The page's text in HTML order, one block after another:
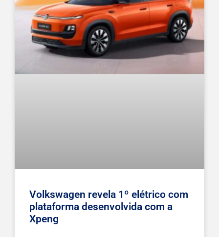
Volkswagen revela 1º elétrico com
plataforma desenvolvida com a
Xpeng